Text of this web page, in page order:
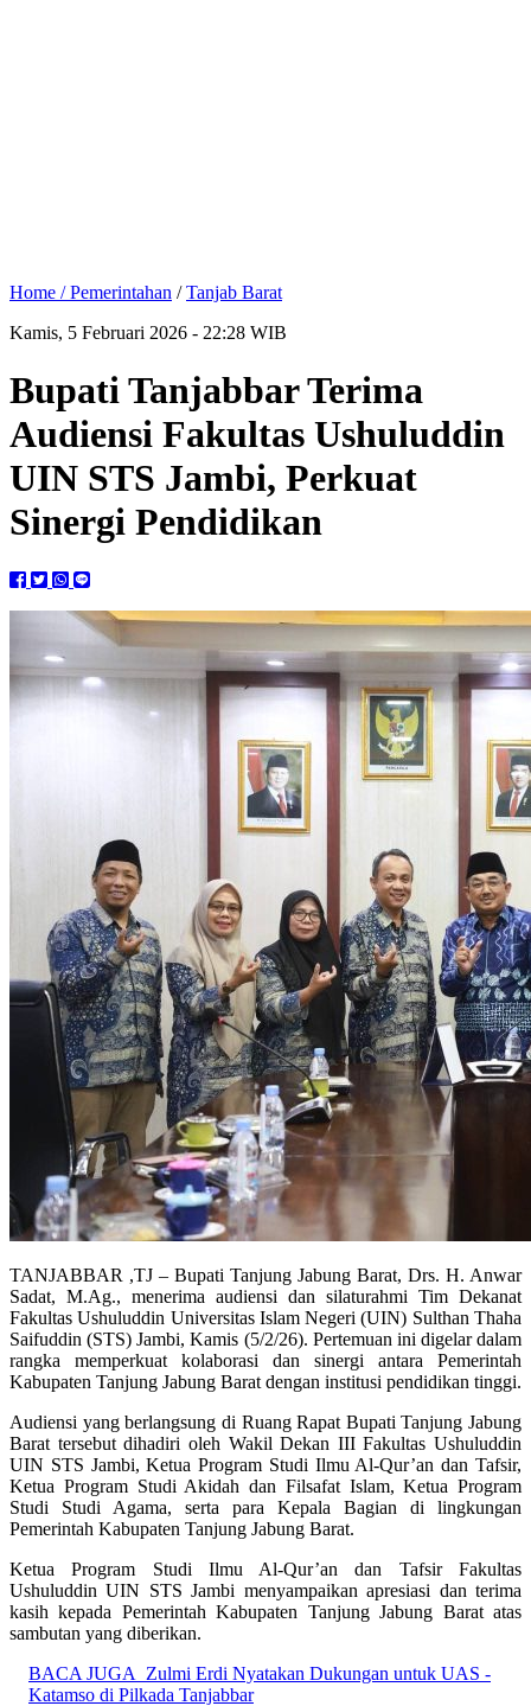
Home /Pemerintahan /Tanjab Barat
Kamis, 5 Februari 2026 - 22:28 WIB
Bupati Tanjabbar Terima
Audiensi Fakultas Ushuluddin
UIN STS Jambi, Perkuat
Sinergi Pendidikan
TANJABBAR ,TJ – Bupati Tanjung Jabung Barat, Drs. H. Anwar
Sadat, M.Ag., menerima audiensi dan silaturahmi Tim Dekanat
Fakultas Ushuluddin Universitas Islam Negeri (UIN) Sulthan Thaha
Saifuddin (STS) Jambi, Kamis (5/2/26). Pertemuan ini digelar dalam
rangka memperkuat kolaborasi dan sinergi antara Pemerintah
Kabupaten Tanjung Jabung Barat dengan institusi pendidikan tinggi.
Audiensi yang berlangsung di Ruang Rapat Bupati Tanjung Jabung
Barat tersebut dihadiri oleh Wakil Dekan III Fakultas Ushuluddin
UIN STS Jambi, Ketua Program Studi Ilmu Al-Qur’an dan Tafsir,
Ketua Program Studi Akidah dan Filsafat Islam, Ketua Program
Studi Studi Agama, serta para Kepala Bagian di lingkungan
Pemerintah Kabupaten Tanjung Jabung Barat.
Ketua Program Studi Ilmu Al-Qur’an dan Tafsir Fakultas
Ushuluddin UIN STS Jambi menyampaikan apresiasi dan terima
kasih kepada Pemerintah Kabupaten Tanjung Jabung Barat atas
sambutan yang diberikan.
BACA JUGA
Zulmi Erdi Nyatakan Dukungan untuk UAS -
Katamso di Pilkada Tanjabbar